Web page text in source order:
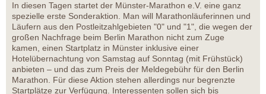
In diesen Tagen startet der Münster-Marathon e.V. eine ganz
spezielle erste Sonderaktion. Man will Marathonläuferinnen und
Läufern aus den Postleitzahlgebieten "0" und "1", die wegen der
großen Nachfrage beim Berlin Marathon nicht zum Zuge
kamen, einen Startplatz in Münster inklusive einer
Hotelübernachtung von Samstag auf Sonntag (mit Frühstück)
anbieten – und das zum Preis der Meldegebühr für den Berlin
Marathon. Für diese Aktion stehen allerdings nur begrenzte
Startplätze zur Verfügung. Interessenten sollen sich bis